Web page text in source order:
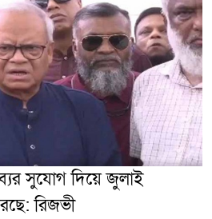
সুযোগ দিয়ে জুলাই
রিজভী